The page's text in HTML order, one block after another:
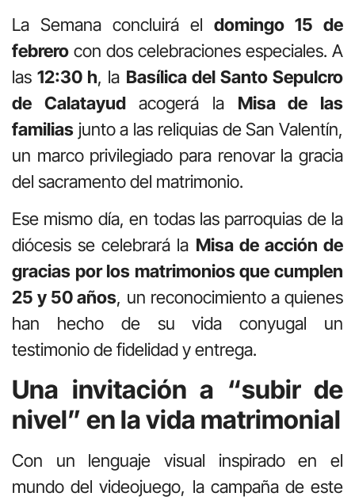
La Semana concluirá el domingo 15 de
febrero con dos celebraciones especiales. A
las12:30 h, la Basílica del Santo Sepulcro
de Calatayudacogerá la Misa de las
familias junto a las reliquias de San Valentín,
un marco privilegiado para renovar la gracia
del sacramento del matrimonio.
Ese mismo día, en todas las parroquias de la
diócesis se celebrará la Misa de acción de
gracias por los matrimonios que cumplen
25 y 50 años, un reconocimiento a quienes
han hecho de su vida conyugal un
testimonio de fidelidad y entrega.
Una invitación a “subir de
nivel” en la vida matrimonial
Con un lenguaje visual inspirado en el
mundo del videojuego, la campaña de este